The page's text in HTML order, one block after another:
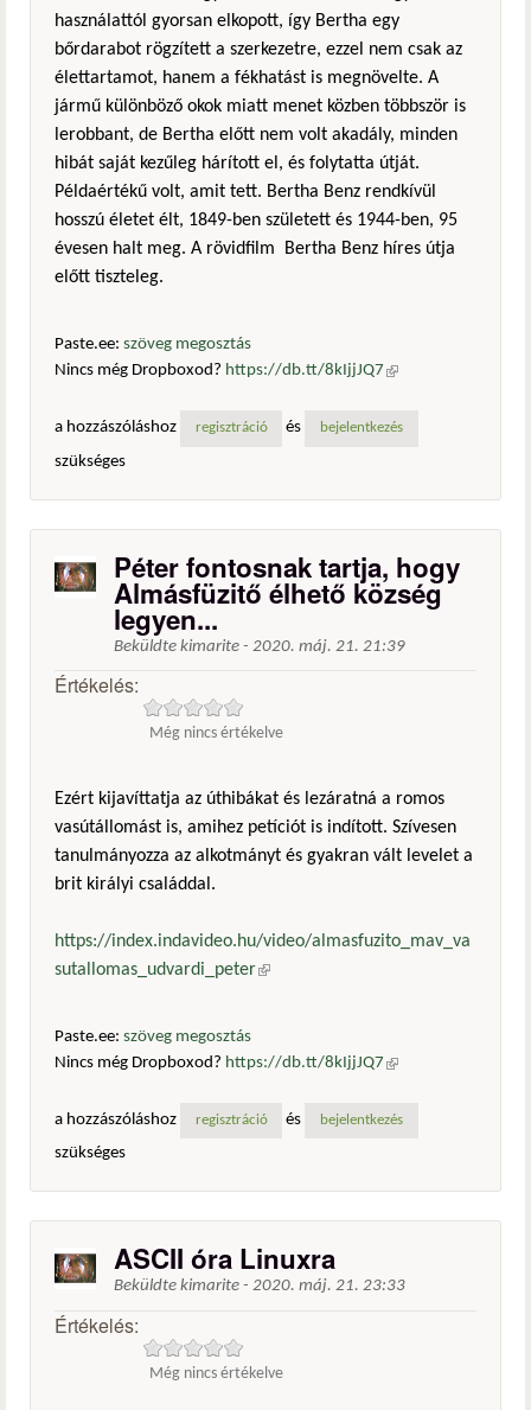
használattól gyorsan elkopott, így Bertha egy
bőrdarabot rögzített a szerkezetre, ezzel nem csak az
élettartamot, hanem a fékhatást is megnövelte. A
jármű különböző okok miatt menet közben többször is
lerobbant, de Bertha előtt nem volt akadály, minden
hibát saját kezűleg hárított el, és folytatta útját.
Példaértékű volt, amit tett. Bertha Benz rendkívül
hosszú életet élt, 1849-ben született és 1944-ben, 95
évesen halt meg. A rövidfilm Bertha Benz híres útja
előtt tiszteleg.
Paste.ee: szöveg megosztás
Nincs még Dropboxod? https://db.tt/8kIjjJQ7 (külső
a hozzászóláshoz
regisztráció és bejelentkezés
szükséges
Péter fontosnak tartja, hogy
Almásfüzitő élhető község
legyen...
Beküldte kimarite - 2020. máj. 21. 21:39
Értékelés:
Még nincs értékelve
Ezért kijavíttatja az úthibákat és lezáratná a romos
vasútállomást is, amihez petíciót is indított. Szívesen
tanulmányozza az alkotmányt és gyakran vált levelet a
brit királyi családdal.
https://index.indavideo.hu/video/almasfuzito_mav_va
sutallomas_udvardi_peter(külső hivatkozás)
Paste.ee: szöveg megosztás
Nincs még Dropboxod? https://db.tt/8kIjjJQ7 (külső
a hozzászóláshoz
regisztráció és bejelentkezés
szükséges
ASCII óra Linuxra
Beküldte kimarite - 2020. máj. 21. 23:33
Értékelés:
Még nincs értékelve